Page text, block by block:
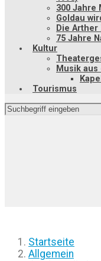
300 Jahre
Goldau
Die
75 Jahre
Kultur
Musik
Tourismus
Startseite
Allgemein